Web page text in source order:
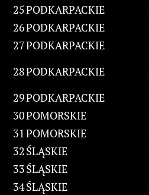
25PODKARPACKIE
26PODKARPACKIE
27PODKARPACKIE
28PODKARPACKIE
29PODKARPACKIE
30POMORSKIE
31POMORSKIE
32ŚLĄSKIE
33ŚLĄSKIE
34ŚLĄSKIE